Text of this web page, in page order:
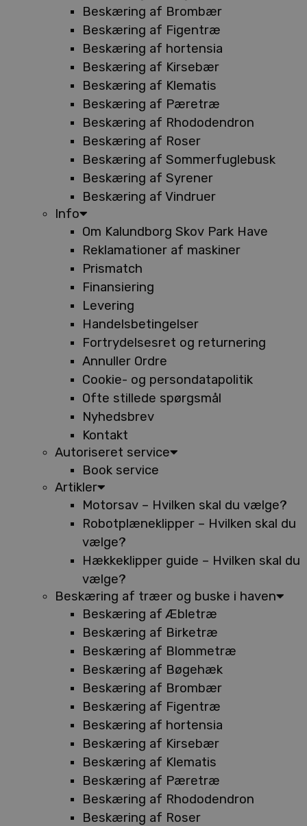
Beskæring af Brombær
Beskæring af Figentræ
Beskæring af hortensia
Beskæring af Kirsebær
Beskæring af Klematis
Beskæring af Pæretræ
Beskæring af Rhododendron
Beskæring af Roser
Beskæring af Sommerfuglebusk
Beskæring af Syrener
Beskæring af Vindruer
Info
Om Kalundborg Skov Park Have
Reklamationer af maskiner
Prismatch
Finansiering
Levering
Handelsbetingelser
Fortrydelsesret og returnering
Annuller Ordre
Cookie- og persondatapolitik
Ofte stillede spørgsmål
Nyhedsbrev
Kontakt
Autoriseret service
Book service
Artikler
Motorsav – Hvilken skal du vælge?
Robotplæneklipper – Hvilken skal du
vælge?
Hækkeklipper guide – Hvilken skal du
vælge?
Beskæring af træer og buske i haven
Beskæring af Æbletræ
Beskæring af Birketræ
Beskæring af Blommetræ
Beskæring af Bøgehæk
Beskæring af Brombær
Beskæring af Figentræ
Beskæring af hortensia
Beskæring af Kirsebær
Beskæring af Klematis
Beskæring af Pæretræ
Beskæring af Rhododendron
Beskæring af Roser